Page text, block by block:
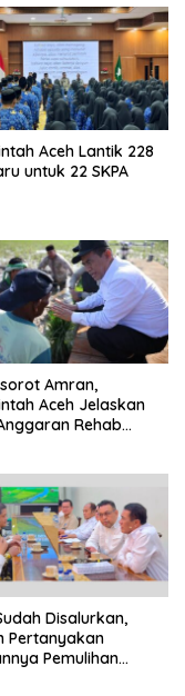
Aceh Lantik 228
untuk 22 SKPA
Amran,
Aceh Jelaskan
Rehab
Disalurkan,
Pertanyakan
Pemulihan